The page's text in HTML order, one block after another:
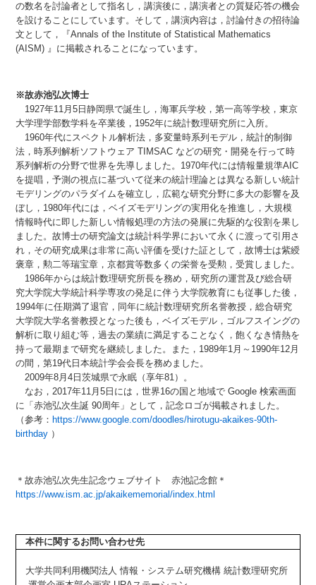
の数名を討論者として指名し，講演後に，講演者との質疑応答の機会
を設けることにしています。そして，講演内容は，討論付きの招待論
文として，『Annals of the Institute of Statistical Mathematics
(AISM) 』に掲載されることになっています。
※故赤池弘次博士
1927年11月5日静岡県で誕生し，海軍兵学校，第一高等学校，東京
大学理学部数学科を卒業後，1952年に統計数理研究所に入所。
1960年代にスペクトル解析法，多変量時系列モデル，統計的制御
法，時系列解析ソフトウェア TIMSAC などの研究・開発を行って時
系列解析の分野で世界を先導しました。1970年代には情報量規準AIC
を提唱，予測の視点に基づいて従来の統計理論とは異なる新しい統計
モデリングのパラダイムを確立し，広範な研究分野に多大の影響を及
ぼし，1980年代には，ベイズモデリングの実用化を推進し，大規模
情報時代に即した新しい情報処理の方法の発展に先駆的な役割を果し
ました。故博士の研究論文は統計科学界において永くに渡って引用さ
れ，その研究成果は非常に高い評価を受けた証として，故博士は紫綬
褒章，勲二等瑞宝章，京都賞等数多くの栄誉を受勲，受賞しました。
1986年からは統計数理研究所長を務め，研究所の運営及び総合研
究大学院大学統計科学専攻の発足に伴う大学院教育にも従事した後，
1994年に任期満了退官，同年に統計数理研究所名誉教授，総合研究
大学院大学名誉教授となった後も，ベイズモデル，ゴルフスイングの
解析に取り組む等，過去の業績に満足することなく，飽くなき情熱を
持って最期まで研究を継続しました。また，1989年1月～1990年12月
の間，第19代日本統計学会会長を務めました。
2009年8月4日茨城県で永眠（享年81）。
なお，2017年11月5日には，世界16の国と地域で Google 検索画面
に「赤池弘次生誕 90周年」として，記念ロゴが掲載されました。
（参考： https://www.google.com/doodles/hirotugu-akaikes-90th-
birthday ）
＊故赤池弘次先生記念ウェブサイト 赤池記念館＊
https://www.ism.ac.jp/akaikememorial/index.html
本件に関するお問い合わせ先
大学共同利用機関法人 情報・システム研究機構 統計数理研究所